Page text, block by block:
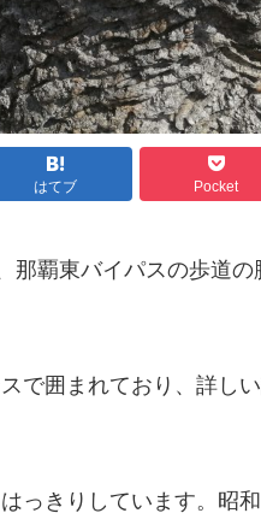
はてブ Pocket
那覇東バイパスの歩道
で囲まれており、詳し
っきりしています。昭